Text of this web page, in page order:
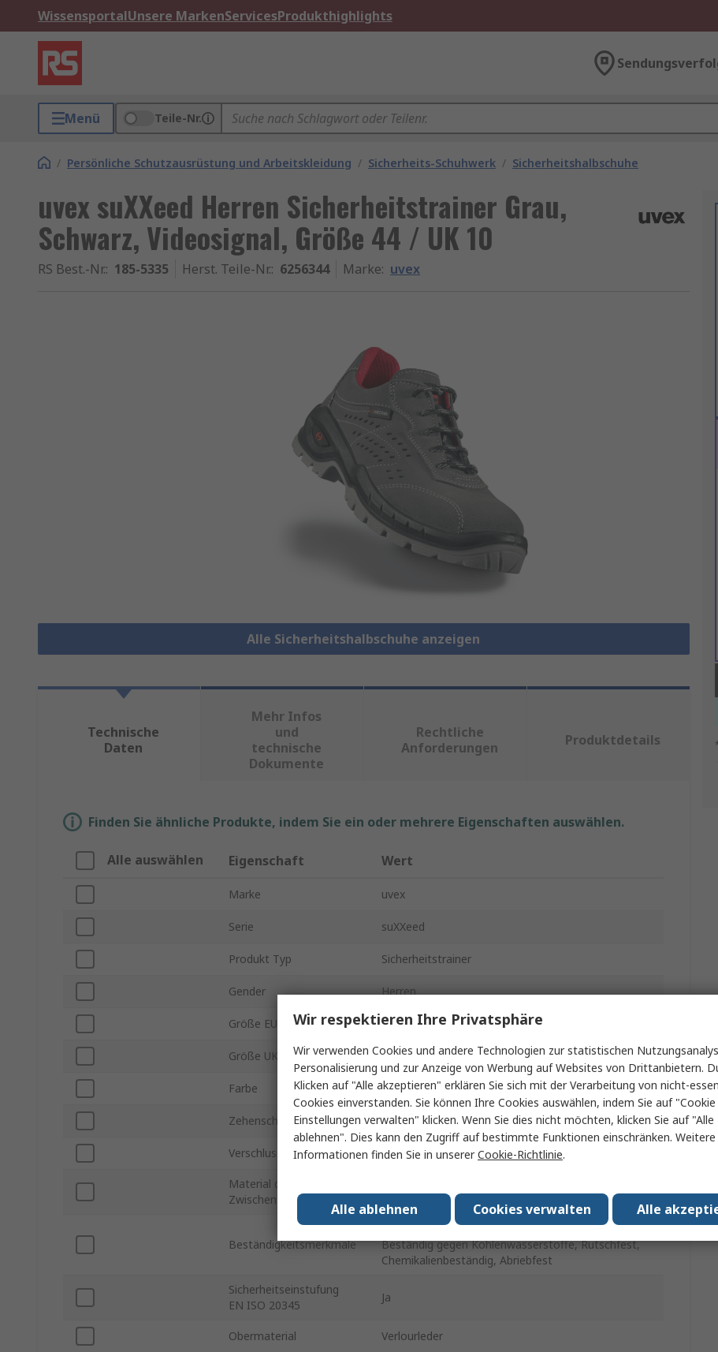
WissensportalUnsere MarkenServicesProdukthighlights
Menü Teile-Nr.
/ Persönliche Schutzausrüstung und Arbeitskleidung / Sicherheits-Schuhwerk / Sicherheitshalbschuhe
uvex suXXeed Herren Sicherheitstrainer Grau,
Schwarz, Videosignal, Größe 44 / UK 10
RS Best.-Nr.: 185-5335 Herst. Teile-Nr.: 6256344 Marke: uvex
Alle Sicherheitshalbschuhe anzeigen
Technische
Daten
Mehr Infos
und
technische
Dokumente
Rechtliche
Anforderungen
Produktdetails
Finden Sie ähnliche Produkte, indem Sie ein oder mehrere Eigenschaften auswählen.
Alle auswählen Eigenschaft Wert
Marke uvex
Serie suXXeed
Produkt Typ Sicherheitstrainer
Gender Herren
Größe EU 44
Größe UK 10
Farbe Grau, Schwarz
Zehenschutzkappe Typ Videosignal
Verschlusstyp Schnüren
Material der
Zwischensohle
Nichtmetallisch
Beständigkeitsmerkmale
Ölbeständig, Durchstichfest, Durchstoßfest,,
Beständig gegen Kohlenwasserstoffe, Rutschfest,
Chemikalienbeständig, Abriebfest
Sicherheitseinstufung
EN ISO 20345
Ja
Obermaterial Verlourleder
Wir respektieren Ihre Privatsphäre
Wir verwenden Cookies und andere Technologien zur statistischen
Personalisierung und zur Anzeige von Werbung auf Websites von Drittanbietern.
Klicken auf "Alle akzeptieren" erklären Sie sich mit der Verarbeitung von nicht-
Cookies einverstanden. Sie können Ihre Cookies auswählen, indem Sie auf "Cookie
Einstellungen verwalten" klicken. Wenn Sie dies nicht möchten, klicken Sie auf "Alle
ablehnen". Dies kann den Zugriff auf bestimmte Funktionen einschränken. Weitere
Informationen finden Sie in unsererCookie-Richtlinie.
Alle
Cookies verwalten
Alle ablehnen